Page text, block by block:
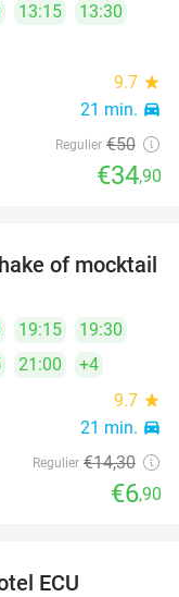
13:15
13:30
9.7 star
21 min. directions_car
Regulier €50
€34,90
52%
of mocktail
19:15
19:30
21:00
+4
9.7 star
21 min. directions_car
Regulier €14,30
€6,90
ECU